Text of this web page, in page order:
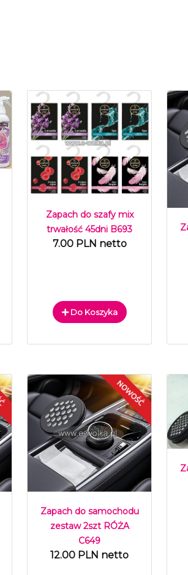
Zapach do szafy mix
trwałość 45dni B693
7.00 PLN netto
Do Koszyka
Zapach do samochodu
zestaw 2szt RÓŻA
C649
12.00 PLN netto